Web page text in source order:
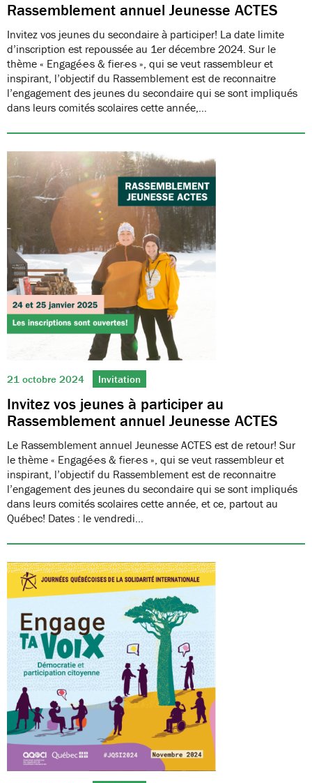
Rassemblement annuel Jeunesse ACTES
Invitez vos jeunes du secondaire à participer! La date limite
d’inscription est repoussée au 1er décembre 2024. Sur le
thème « Engagé·e·s & fier·e·s », qui se veut rassembleur et
inspirant, l’objectif du Rassemblement est de reconnaitre
l’engagement des jeunes du secondaire qui se sont impliqués
dans leurs comités scolaires cette année,…
21 octobre 2024 Invitation
Invitez vos jeunes à participer au
Rassemblement annuel Jeunesse ACTES
Le Rassemblement annuel Jeunesse ACTES est de retour! Sur
le thème « Engagé·e·s & fier·e·s », qui se veut rassembleur et
inspirant, l’objectif du Rassemblement est de reconnaitre
l’engagement des jeunes du secondaire qui se sont impliqués
dans leurs comités scolaires cette année, et ce, partout au
Québec! Dates : le vendredi…